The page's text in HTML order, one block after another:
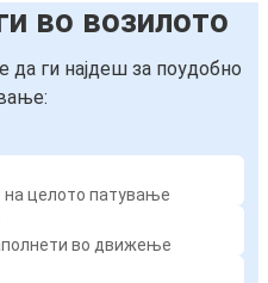
во возилото
ги најдеш за поудобно
на целото патување
во движење